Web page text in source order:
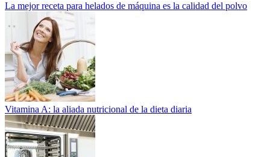
La mejor receta para helados de máquina es la calidad del polvo
Vitamina A: la aliada nutricional de la dieta diaria